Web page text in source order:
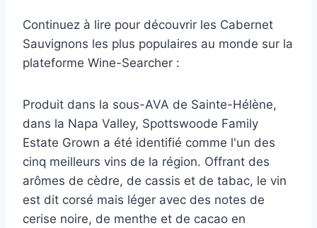
Continuez à lire pour découvrir les Cabernet
Sauvignons les plus populaires au monde sur la
plateforme Wine-Searcher :
Produit dans la sous-AVA de Sainte-Hélène,
dans la Napa Valley, Spottswoode Family
Estate Grown a été identifié comme l'un des
cinq meilleurs vins de la région. Offrant des
arômes de cèdre, de cassis et de tabac, le vin
est dit corsé mais léger avec des notes de
cerise noire, de menthe et de cacao en